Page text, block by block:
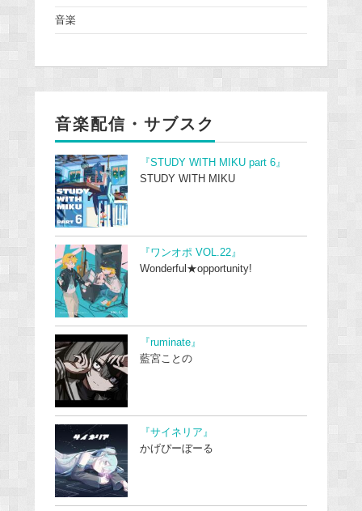
音楽
音楽配信・サブスク
『STUDY WITH MIKU part 6』
STUDY WITH MIKU
『ワンオポ VOL.22』
Wonderful★opportunity!
『ruminate』
藍宮ことの
『サイネリア』
かげぴーぼーる